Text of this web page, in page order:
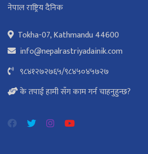
नेपाल राष्ट्रिय दैनिक
Tokha-07, Kathmandu 44600
info@nepalrastriyadainik.com
९८४१२७२७६५/९८४५०४५७२७
के तपाई हामी सँग काम गर्न चाहनुहुन्छ?